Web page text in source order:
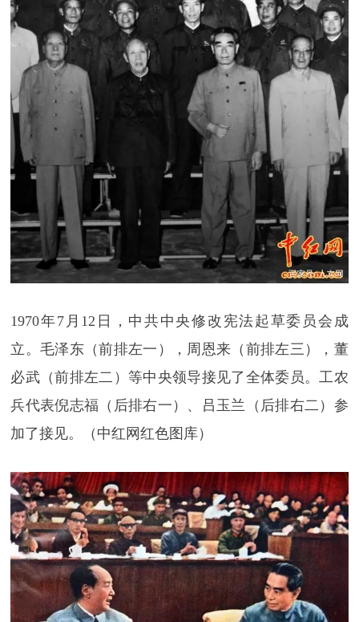
1970年7月12日，中共中央修改宪法起草委员会成
立。毛泽东（前排左一），周恩来（前排左三），董
必武（前排左二）等中央领导接见了全体委员。工农
兵代表倪志福（后排右一）、吕玉兰（后排右二）参
加了接见。（中红网红色图库）